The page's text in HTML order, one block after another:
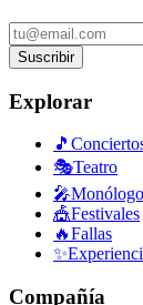
Suscribir
Explorar
🎵
🎭Teatro
🎤
🎪Festivales
🔥Fallas
✨
Compañía